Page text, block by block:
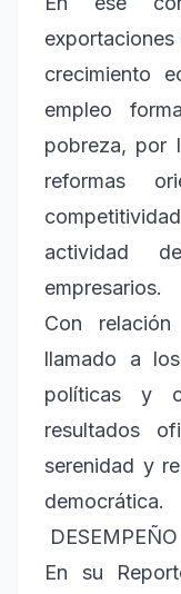
crecimiento
empleo
pobreza, por
reformas
actividad
empresarios.
Con
llamado a
políticas y
resultados
serenidad y
democrática.
DESEMPEÑO
En su